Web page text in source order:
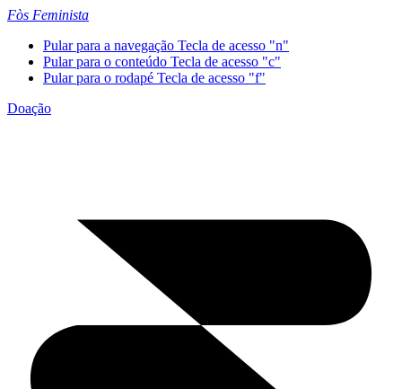
Fòs Feminista
Pular para a navegação Tecla de acesso "n"
Pular para o conteúdo Tecla de acesso "c"
Pular para o rodapé Tecla de acesso "f"
Doação